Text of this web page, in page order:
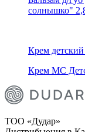
солнышко"
Крем
Крем МС
ТОО «Дудар»